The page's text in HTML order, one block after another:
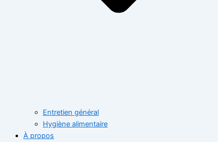
Entretien général
Hygiène alimentaire
À propos